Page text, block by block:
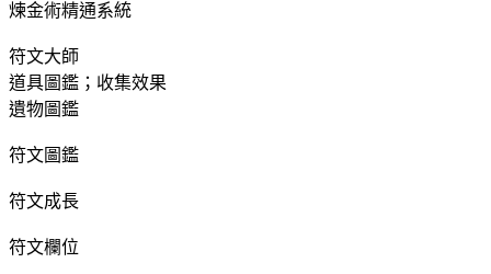
煉金術精通系統
符文大師
道具圖鑑；收集效果
遺物圖鑑
符文圖鑑
符文成長
符文欄位